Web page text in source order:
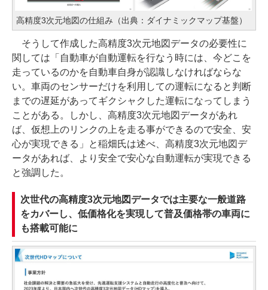
高精度3次元地図の仕組み（出典：ダイナミックマップ基盤）
そうして作成した高精度3次元地図データの必要性に
関しては「自動車が自動運転を行なう時には、今どこを
走っているのかを自動車自身が認識しなければならな
い。車両のセンサーだけを利用しての運転になると判断
までの遅延があってギクシャクした運転になってしまう
ことがある。しかし、高精度3次元地図データがあれ
ば、仮想上のリンクの上を走る事ができるので安全、安
心が実現できる」と稲畑氏は述べ、高精度3次元地図デ
ータがあれば、より安全で安心な自動運転が実現できる
と強調した。
次世代の高精度3次元地図データでは主要な一般道路
をカバーし、低価格化を実現して普及価格帯の車両に
も搭載可能に